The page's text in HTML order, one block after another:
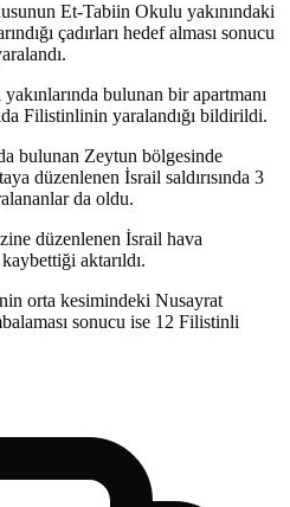
Et-Tabiin Okulu yakınındaki
çadırları hedef alması sonucu
bulunan bir apartmanı
Filistinlinin yaralandığı bildirildi.
bulunan Zeytun bölgesinde
düzenlenen İsrail saldırısında 3
da oldu.
düzenlenen İsrail hava
aktarıldı.
orta kesimindeki Nusayrat
sonucu ise 12 Filistinli